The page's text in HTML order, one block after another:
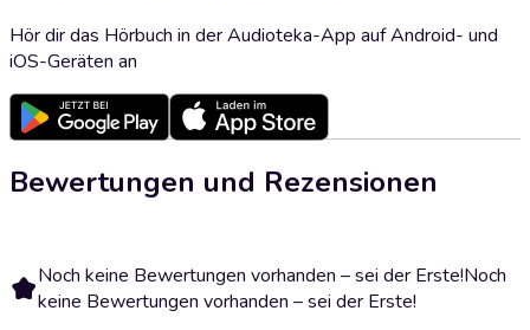
Hör dir das Hörbuch in der Audioteka-App auf Android- und
iOS-Geräten an
Bewertungen und Rezensionen
Noch keine Bewertungen vorhanden – sei der Erste!Noch
keine Bewertungen vorhanden – sei der Erste!